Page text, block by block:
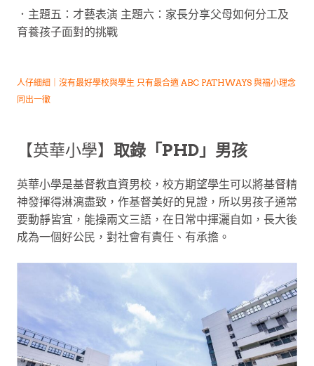
．主題五：才藝表演 主題六：家長分享父母如何分工及
育養孩子面對的挑戰
人仔細細｜沒有最好學校與學生 只有最合適 ABC PATHWAYS 與褔小理念
同出一徹
【英華小學】 取錄「PHD」男孩
英華小學是基督教直資男校，校方期望學生可以將基督精
神發揮得淋漓盡致，作基督美好的見證，所以男孩子通常
要動靜皆宜，能操兩文三語，在日常中揮灑自如，長大後
成為一個好公民，對社會有責任、有承擔。